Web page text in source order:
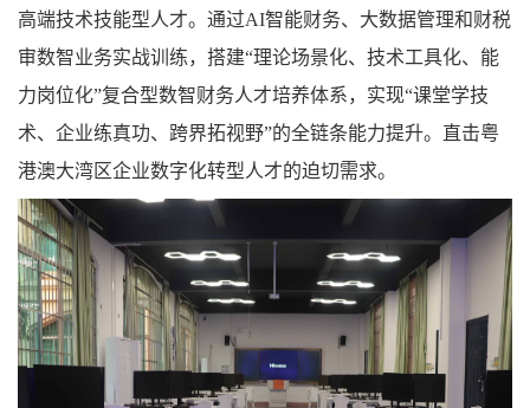
高端技术技能型人才。通过AI智能财务、大数据管理和财税
审数智业务实战训练，搭建“理论场景化、技术工具化、能
力岗位化”复合型数智财务人才培养体系，实现“课堂学技
术、企业练真功、跨界拓视野”的全链条能力提升。直击粤
港澳大湾区企业数字化转型人才的迫切需求。